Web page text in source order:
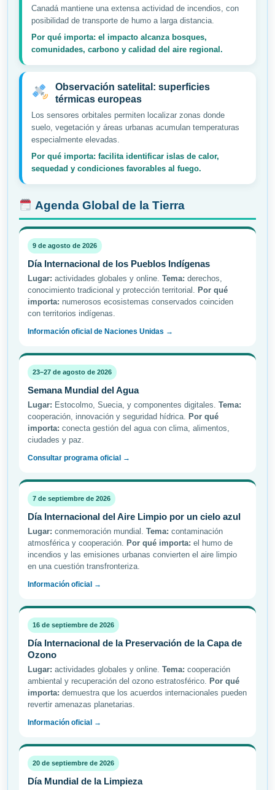
Canadá mantiene una extensa actividad de incendios, con
posibilidad de transporte de humo a larga distancia.
Por qué importa: el impacto alcanza bosques,
comunidades, carbono y calidad del aire regional.
Observación satelital: superficies
térmicas europeas
Los sensores orbitales permiten localizar zonas donde
suelo, vegetación y áreas urbanas acumulan temperaturas
especialmente elevadas.
Por qué importa: facilita identificar islas de calor,
sequedad y condiciones favorables al fuego.
Agenda Global de la Tierra
9 de agosto de 2026
Día Internacional de los Pueblos Indígenas
Lugar: actividades globales y online. Tema: derechos,
conocimiento tradicional y protección territorial. Por qué
importa: numerosos ecosistemas conservados coinciden
con territorios indígenas.
Información oficial de Naciones Unidas →
23–27 de agosto de 2026
Semana Mundial del Agua
Lugar: Estocolmo, Suecia, y componentes digitales. Tema:
cooperación, innovación y seguridad hídrica. Por qué
importa: conecta gestión del agua con clima, alimentos,
ciudades y paz.
Consultar programa oficial →
7 de septiembre de 2026
Día Internacional del Aire Limpio por un cielo azul
Lugar: conmemoración mundial. Tema: contaminación
atmosférica y cooperación. Por qué importa: el humo de
incendios y las emisiones urbanas convierten el aire limpio
en una cuestión transfronteriza.
Información oficial →
16 de septiembre de 2026
Día Internacional de la Preservación de la Capa de
Ozono
Lugar: actividades globales y online. Tema: cooperación
ambiental y recuperación del ozono estratosférico. Por qué
importa: demuestra que los acuerdos internacionales pueden
revertir amenazas planetarias.
Información oficial →
20 de septiembre de 2026
Día Mundial de la Limpieza